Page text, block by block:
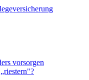
vorsorgen